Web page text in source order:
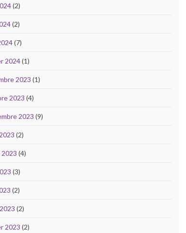
(2)
(2)
(7)
2024(1)
2023 (1)
2023 (4)
2023 (9)
(2)
(4)
(3)
(2)
(2)
2023 (2)